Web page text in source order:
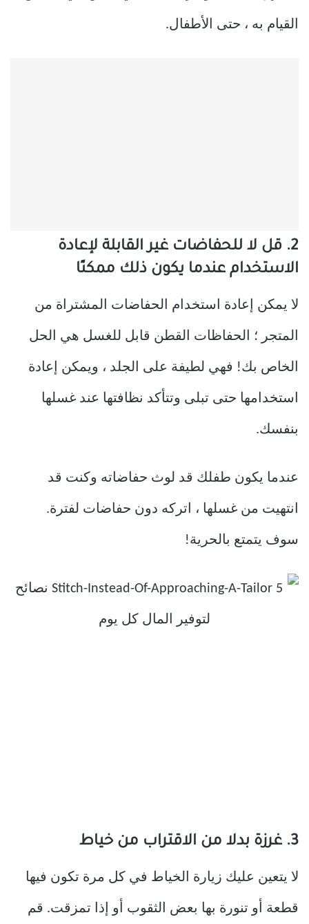
القيام به ، حتى الأطفال.
2. قل لا للحفاضات غير القابلة لإعادة
الاستخدام عندما يكون ذلك ممكنًا
لا يمكن إعادة استخدام الحفاضات المشتراة من
المتجر ؛ الحفاظات القطن قابل للغسل هي الحل
الخاص بك! فهي لطيفة على الجلد ، ويمكن إعادة
استخدامها حتى تبلى وتتأكد نظافتها عند غسلها
بنفسك.
عندما يكون طفلك قد لوث حفاضاته وكنت قد
انتهيت من غسلها ، اتركه دون حفاضات لفترة.
سوف يتمتع بالحرية!
3. غرزة بدلا من الاقتراب من خياط
لا يتعين عليك زيارة الخياط في كل مرة تكون فيها
قطعة أو تنورة بها بعض الثقوب أو إذا تمزقت. قم